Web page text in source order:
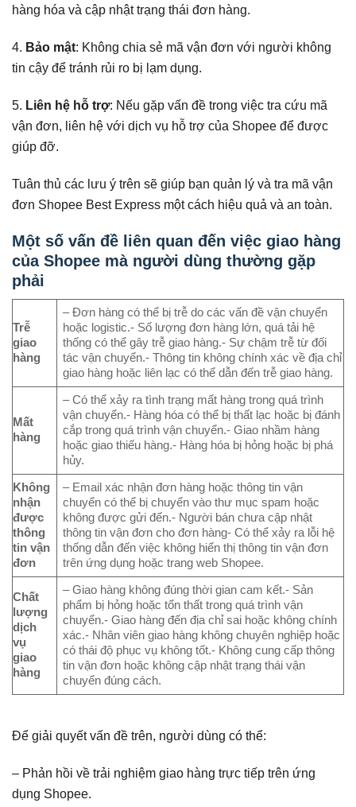
hàng hóa và cập nhật trạng thái đơn hàng.
4. Bảo mật: Không chia sẻ mã vận đơn với người không
tin cậy để tránh rủi ro bị lạm dụng.
5. Liên hệ hỗ trợ: Nếu gặp vấn đề trong việc tra cứu mã
vận đơn, liên hệ với dịch vụ hỗ trợ của Shopee để được
giúp đỡ.
Tuân thủ các lưu ý trên sẽ giúp bạn quản lý và tra mã vận
đơn Shopee Best Express một cách hiệu quả và an toàn.
Một số vấn đề liên quan đến việc giao hàng
của Shopee mà người dùng thường gặp
phải
Trễ
giao
hàng
– Đơn hàng có thể bị trễ do các vấn đề vận chuyển
hoặc logistic.- Số lượng đơn hàng lớn, quá tải hệ
thống có thể gây trễ giao hàng.- Sự chậm trễ từ đối
tác vận chuyển.- Thông tin không chính xác về địa chỉ
giao hàng hoặc liên lạc có thể dẫn đến trễ giao hàng.
Mất
hàng
– Có thể xảy ra tình trạng mất hàng trong quá trình
vận chuyển.- Hàng hóa có thể bị thất lạc hoặc bị đánh
cắp trong quá trình vận chuyển.- Giao nhầm hàng
hoặc giao thiếu hàng.- Hàng hóa bị hỏng hoặc bị phá
hủy.
Không
nhận
được
thông
tin vận
đơn
– Email xác nhận đơn hàng hoặc thông tin vận
chuyển có thể bị chuyển vào thư mục spam hoặc
không được gửi đến.- Người bán chưa cập nhật
thông tin vận đơn cho đơn hàng- Có thể xảy ra lỗi hệ
thống dẫn đến việc không hiển thị thông tin vận đơn
trên ứng dụng hoặc trang web Shopee.
Chất
lượng
dịch
vụ
giao
hàng
– Giao hàng không đúng thời gian cam kết.- Sản
phẩm bị hỏng hoặc tổn thất trong quá trình vận
chuyển.- Giao hàng đến địa chỉ sai hoặc không chính
xác.- Nhân viên giao hàng không chuyên nghiệp hoặc
có thái độ phục vụ không tốt.- Không cung cấp thông
tin vận đơn hoặc không cập nhật trạng thái vận
chuyển đúng cách.
Để giải quyết vấn đề trên, người dùng có thể:
– Phản hồi về trải nghiệm giao hàng trực tiếp trên ứng
dụng Shopee.